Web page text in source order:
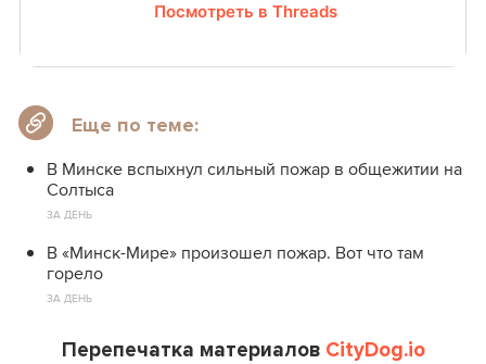
Посмотреть в Threads
Еще по теме:
В Минске вспыхнул сильный пожар в общежитии на
Солтыса
ЗА ДЕНЬ
В «Минск-Мире» произошел пожар. Вот что там
горело
ЗА ДЕНЬ
Перепечатка материалов CityDog.io